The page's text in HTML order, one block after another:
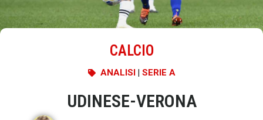
CALCIO
ANALISI| SERIE A
UDINESE-VERONA